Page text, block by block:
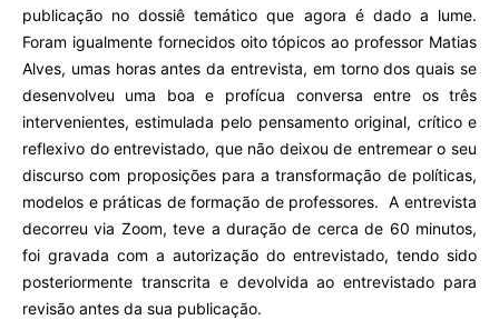
publicação no dossiê temático que agora é dado a lume.
Foram igualmente fornecidos oito tópicos ao professor Matias
Alves, umas horas antes da entrevista, em torno dos quais se
desenvolveu uma boa e profícua conversa entre os três
intervenientes, estimulada pelo pensamento original, crítico e
reflexivo do entrevistado, que não deixou de entremear o seu
discurso com proposições para a transformação de políticas,
modelos e práticas de formação de professores. A entrevista
decorreu via Zoom, teve a duração de cerca de 60 minutos,
foi gravada com a autorização do entrevistado, tendo sido
posteriormente transcrita e devolvida ao entrevistado para
revisão antes da sua publicação.